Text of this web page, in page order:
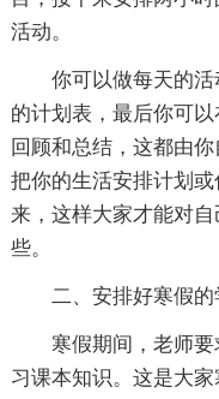
活动。
你可以做每天的
的计划表，最后你可
回顾和总结，这都由
把你的生活安排计划
来，这样大家才能对
些。
二、安排好寒假的
寒假期间，老师
习课本知识。这是大